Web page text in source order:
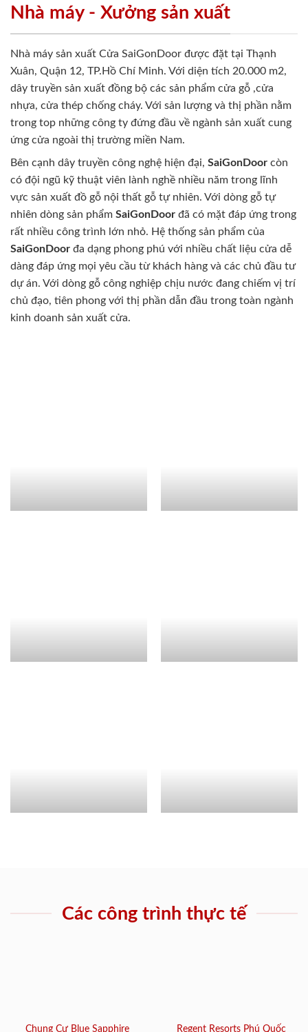
Nhà máy - Xưởng sản xuất
Nhà máy sản xuất Cửa SaiGonDoor được đặt tại Thạnh
Xuân, Quận 12, TP.Hồ Chí Minh. Với diện tích 20.000 m2,
dây truyền sản xuất đồng bộ các sản phẩm cửa gỗ ,cửa
nhựa, cửa thép chống cháy. Với sản lượng và thị phần nằm
trong top những công ty đứng đầu về ngành sản xuất cung
ứng cửa ngoài thị trường miền Nam.
Bên cạnh dây truyền công nghệ hiện đại, SaiGonDoor còn
có đội ngũ kỹ thuật viên lành nghề nhiều năm trong lĩnh
vực sản xuất đồ gỗ nội thất gỗ tự nhiên. Với dòng gỗ tự
nhiên dòng sản phẩm SaiGonDoor đã có mặt đáp ứng trong
rất nhiều công trình lớn nhỏ. Hệ thống sản phẩm của
SaiGonDoor đa dạng phong phú với nhiều chất liệu cửa dễ
dàng đáp ứng mọi yêu cầu từ khách hàng và các chủ đầu tư
dự án. Với dòng gỗ công nghiệp chịu nước đang chiếm vị trí
chủ đạo, tiên phong với thị phần dẫn đầu trong toàn ngành
kinh doanh sản xuất cửa.
Các công trình thực tế
Chung Cư Blue Sapphire
Regent Resorts Phú Quốc